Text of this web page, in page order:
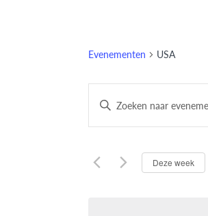
Evenementen USA
Evenementen
Zoeken
en
weergeven
Vul
in.
Zoek
Deze week